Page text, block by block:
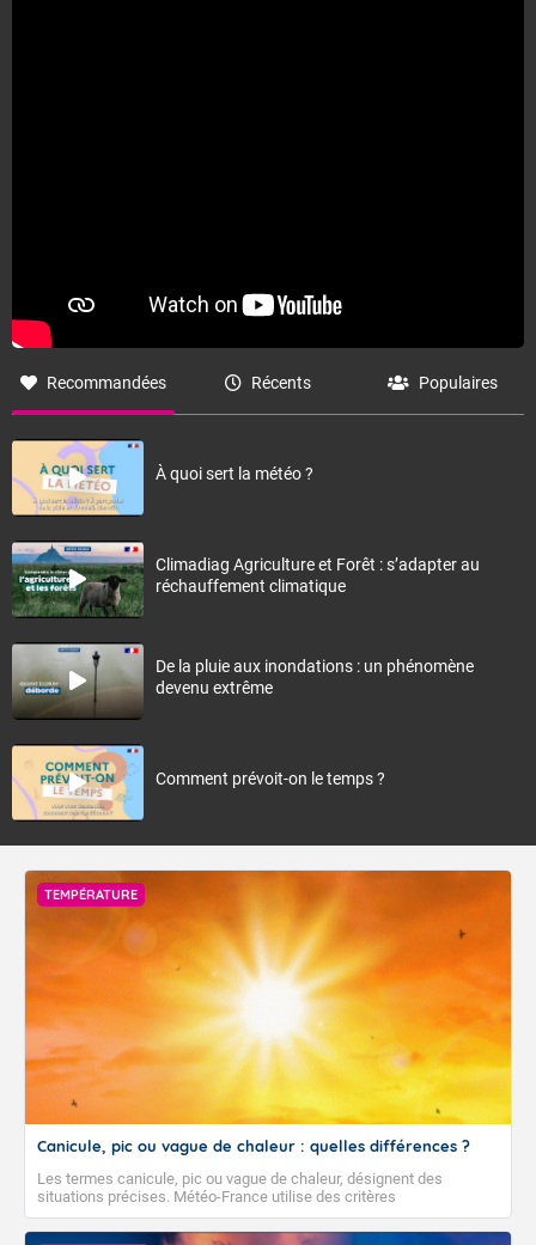
Recommandées Récents Populaires
À quoi sert la météo ?
Climadiag Agriculture et Forêt : s’adapter au
réchauffement climatique
De la pluie aux inondations : un phénomène
devenu extrême
Comment prévoit-on le temps ?
TEMPÉRATURE
Canicule, pic ou vague de chaleur : quelles différences ?
Les termes canicule, pic ou vague de chaleur, désignent des
situations précises. Météo-France utilise des critères
climatologiques pour évaluer et qualifier les épisodes de chaleur qui
peuvent avoir des impacts sanitaires et socio-économiques